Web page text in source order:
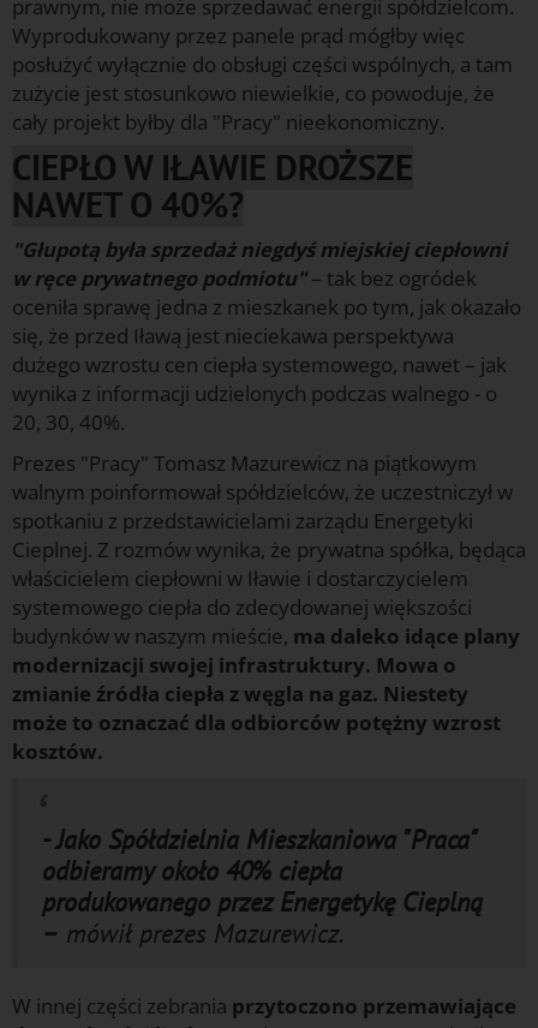
prawnym, nie może sprzedawać energii spółdzielcom.
Wyprodukowany przez panele prąd mógłby więc
posłużyć wyłącznie do obsługi części wspólnych, a tam
zużycie jest stosunkowo niewielkie, co powoduje, że
cały projekt byłby dla "Pracy" nieekonomiczny.
CIEPŁO W IŁAWIE DROŻSZE
NAWET O 40%?
"Głupotą była sprzedaż niegdyś miejskiej ciepłowni
w ręce prywatnego podmiotu"– tak bez ogródek
oceniła sprawę jedna z mieszkanek po tym, jak okazało
się, że przed Iławą jest nieciekawa perspektywa
dużego wzrostu cen ciepła systemowego, nawet – jak
wynika z informacji udzielonych podczas walnego - o
20, 30, 40%.
Prezes "Pracy" Tomasz Mazurewicz na piątkowym
walnym poinformował spółdzielców, że uczestniczył w
spotkaniu z przedstawicielami zarządu Energetyki
Cieplnej. Z rozmów wynika, że prywatna spółka, będąca
właścicielem ciepłowni w Iławie i dostarczycielem
systemowego ciepła do zdecydowanej większości
budynków w naszym mieście, ma daleko idące plany
modernizacji swojej infrastruktury. Mowa o
zmianie źródła ciepła z węgla na gaz. Niestety
może to oznaczać dla odbiorców potężny wzrost
kosztów.
- Jako Spółdzielnia Mieszkaniowa "Praca"
odbieramy około 40% ciepła
produkowanego przez Energetykę Cieplną
– mówił prezes Mazurewicz.
W innej części zebrania przytoczono przemawiające